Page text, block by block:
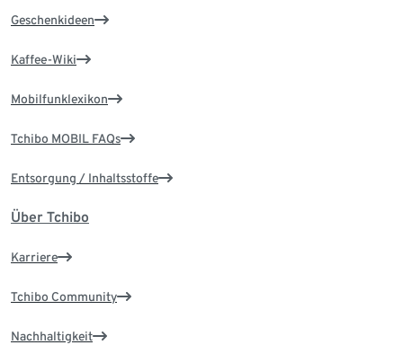
Geschenkideen
Kaffee-Wiki
Mobilfunklexikon
Tchibo MOBIL FAQs
Entsorgung / Inhaltsstoffe
Über Tchibo
Karriere
Tchibo Community
Nachhaltigkeit